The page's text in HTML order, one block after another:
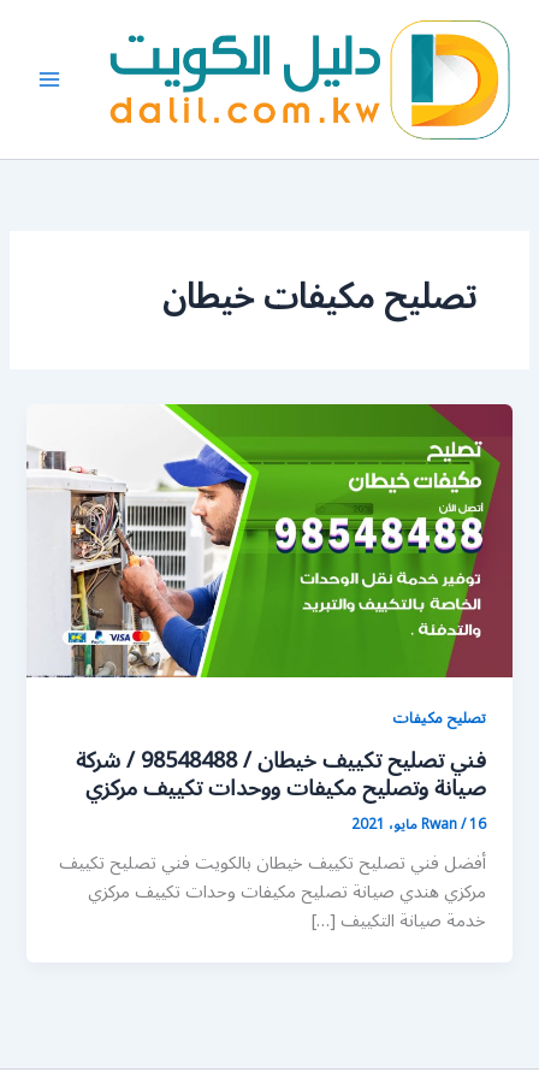
المحتوى
تصليح مكيفات خيطان
تصليح مكيفات
فني تصليح تكييف خيطان / 98548488 / شركة
صيانة وتصليح مكيفات ووحدات تكييف مركزي
Rwan/16 مايو، 2021
أفضل فني تصليح تكييف خيطان بالكويت فني تصليح تكييف
مركزي هندي صيانة تصليح مكيفات وحدات تكييف مركزي
خدمة صيانة التكييف […]